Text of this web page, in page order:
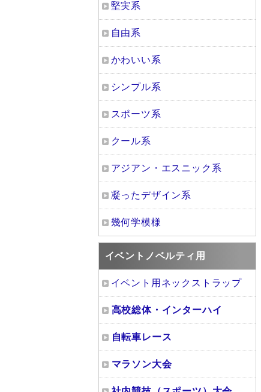
堅実系
自由系
かわいい系
シンプル系
スポーツ系
クール系
アジアン・エスニック系
凝ったデザイン系
幾何学模様
イベントノベルティ用
イベント用ネックストラップ
高校総体・インターハイ
自転車レース
マラソン大会